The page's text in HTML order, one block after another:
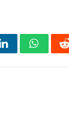
LinkedIn